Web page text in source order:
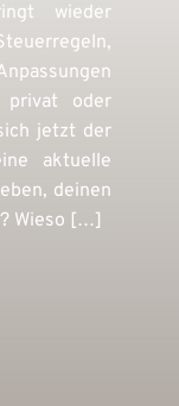
wieder
oder
jetzt der
aktuelle
deinen
Wieso […]